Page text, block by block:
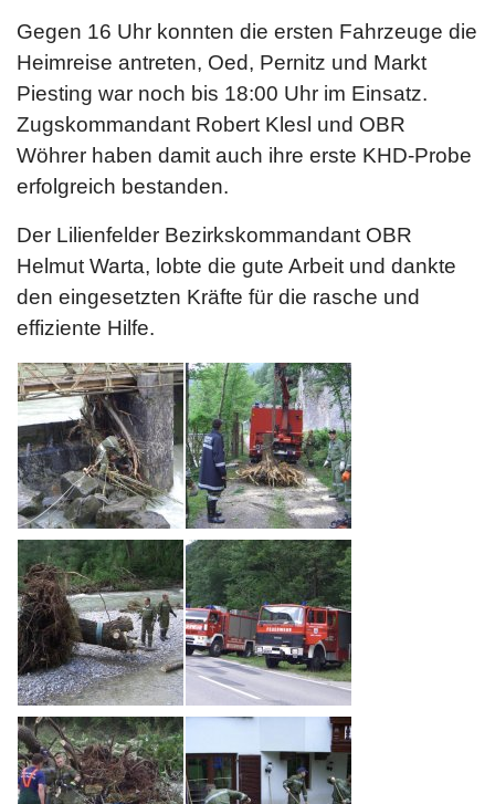
Gegen 16 Uhr konnten die ersten Fahrzeuge die
Heimreise antreten, Oed, Pernitz und Markt
Piesting war noch bis 18:00 Uhr im Einsatz.
Zugskommandant Robert Klesl und OBR
Wöhrer haben damit auch ihre erste KHD-Probe
erfolgreich bestanden.
Der Lilienfelder Bezirkskommandant OBR
Helmut Warta, lobte die gute Arbeit und dankte
den eingesetzten Kräfte für die rasche und
effiziente Hilfe.